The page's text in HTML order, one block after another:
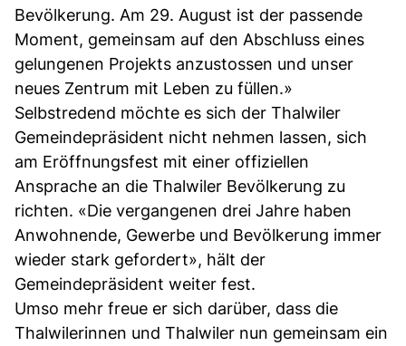
Bevölkerung. Am 29. August ist der passende
Moment, gemeinsam auf den Abschluss eines
gelungenen Projekts anzustossen und unser
neues Zentrum mit Leben zu füllen.»
Selbstredend möchte es sich der Thalwiler
Gemeindepräsident nicht nehmen lassen, sich
am Eröffnungsfest mit einer offiziellen
Ansprache an die Thalwiler Bevölkerung zu
richten. «Die vergangenen drei Jahre haben
Anwohnende, Gewerbe und Bevölkerung immer
wieder stark gefordert», hält der
Gemeindepräsident weiter fest.
Umso mehr freue er sich darüber, dass die
Thalwilerinnen und Thalwiler nun gemeinsam ein